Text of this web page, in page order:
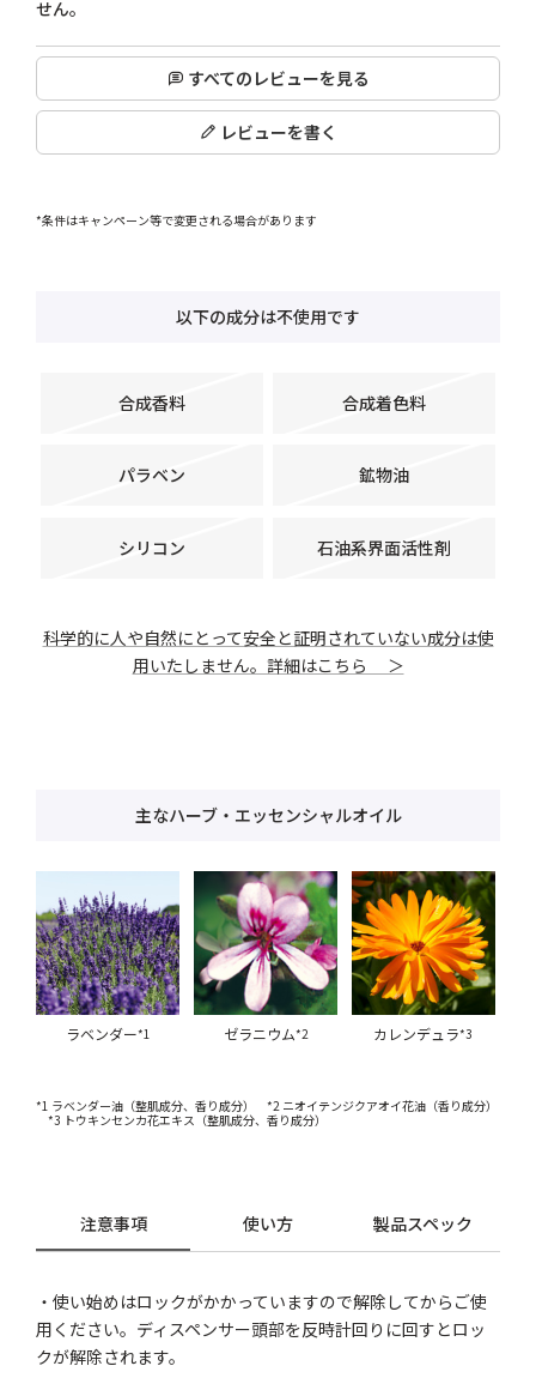
せん。
すべてのレビューを見る
レビューを書く
*条件はキャンペーン等で変更される場合があります
以下の成分は不使用です
合成香料 合成着色料
パラベン 鉱物油
シリコン 石油系界面活性剤
科学的に人や自然にとって安全と証明されていない成分は使
用いたしません。詳細はこちら ＞
主なハーブ・エッセンシャルオイル
ラベンダー*1 ゼラニウム*2 カレンデュラ*3
*1 ラベンダー油（整肌成分、香り成分） *2 ニオイテンジクアオイ花油（香り成分）
*3 トウキンセンカ花エキス（整肌成分、香り成分）
注意事項 使い方 製品スペック
・使い始めはロックがかかっていますので解除してからご使
用ください。ディスペンサー頭部を反時計回りに回すとロッ
クが解除されます。